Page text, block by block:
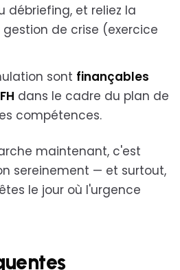
débriefing, et reliez la
de crise (exercice
sont finançables
dans le cadre du plan de
compétences.
maintenant, c'est
sereinement — et surtout,
le jour où l'urgence